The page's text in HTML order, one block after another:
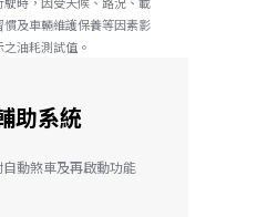
及車輛維護保養等因素影
油耗測試值。
助系統
動煞車及再啟動功能